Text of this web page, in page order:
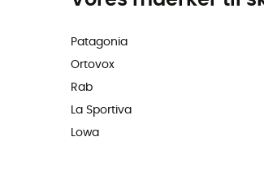
Patagonia
Ortovox
Rab
La Sportiva
Lowa